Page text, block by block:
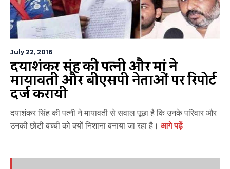
July 22, 2016
दयाशंकर सिंह की पत्नी और मां ने
मायावती और बीएसपी नेताओं पर रिपोर्ट
दर्ज करायी
दयाशंकर सिंह की पत्नी ने मायावती से सवाल पूछा है कि उनके परिवार और
उनकी छोटी बच्ची को क्यों निशाना बनाया जा रहा है। आगे पढ़ें